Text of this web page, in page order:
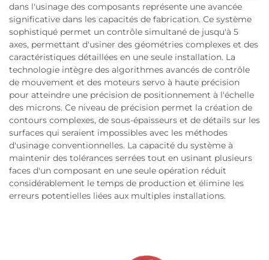
dans l'usinage des composants représente une avancée
significative dans les capacités de fabrication. Ce système
sophistiqué permet un contrôle simultané de jusqu'à 5
axes, permettant d'usiner des géométries complexes et des
caractéristiques détaillées en une seule installation. La
technologie intègre des algorithmes avancés de contrôle
de mouvement et des moteurs servo à haute précision
pour atteindre une précision de positionnement à l'échelle
des microns. Ce niveau de précision permet la création de
contours complexes, de sous-épaisseurs et de détails sur les
surfaces qui seraient impossibles avec les méthodes
d'usinage conventionnelles. La capacité du système à
maintenir des tolérances serrées tout en usinant plusieurs
faces d'un composant en une seule opération réduit
considérablement le temps de production et élimine les
erreurs potentielles liées aux multiples installations.